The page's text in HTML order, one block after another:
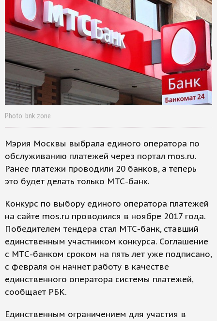
Photo: bnk.zone
Мэрия Москвы выбрала единого оператора по
обслуживанию платежей через портал mos.ru.
Ранее платежи проводили 20 банков, а теперь
это будет делать только МТС-банк.
Конкурс по выбору единого оператора платежей
на сайте mos.ru проводился в ноябре 2017 года.
Победителем тендера стал МТС-банк, ставший
единственным участником конкурса. Соглашение
с МТС-банком сроком на пять лет уже подписано,
с февраля он начнет работу в качестве
единственного оператора системы платежей,
сообщает РБК.
Единственным ограничением для участия в